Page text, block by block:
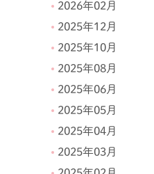
2026年02月
2025年12月
2025年10月
2025年08月
2025年06月
2025年05月
2025年04月
2025年03月